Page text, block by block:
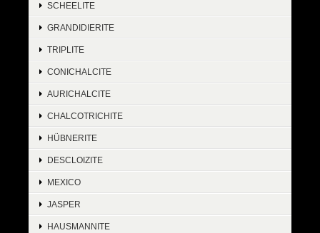
SCHEELITE
GRANDIDIERITE
TRIPLITE
CONICHALCITE
AURICHALCITE
CHALCOTRICHITE
HÜBNERITE
DESCLOIZITE
MEXICO
JASPER
HAUSMANNITE